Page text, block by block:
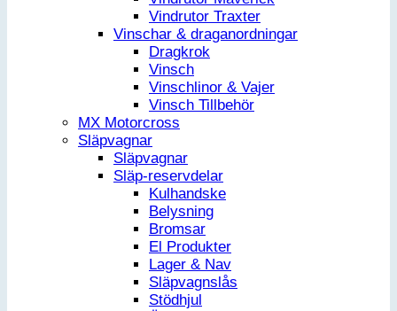
Vindrutor Traxter
Vinschar & draganordningar
Dragkrok
Vinsch
Vinschlinor & Vajer
Vinsch Tillbehör
MX Motorcross
Släpvagnar
Släpvagnar
Släp-reservdelar
Kulhandske
Belysning
Bromsar
El Produkter
Lager & Nav
Släpvagnslås
Stödhjul